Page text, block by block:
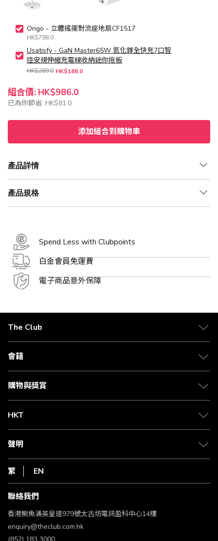
組合價: HK$986.0
已為你節省: HK$81.0
添加組合到購物車
Origo - 立體搖擺對流座地扇CF1517
HK$798.0
Usatisfy - GaN Master65W 氮化鎵全快充7口智
控安規伸縮充電線收納迷你拖板
HK$269.0 HK$188.0
產品詳情
產品規格
Spend Less with Clubpoints
白金會員免運費
電子商品意外保障
The Club
關於 The Club
合作夥伴
媒體中心
會籍
會籍及專屬禮遇
賺取積分
購物與獎賞
物流與配送
Club Shopping 商品領取站
常見問題
HKT
csl.
1010
HKT
聲明
私隱聲明
使用條款
條款及細則
不歧視及不騷擾聲明
認可牌照及通告
繁 EN
聯絡我們
香港鰂魚涌英皇道979號太古坊電訊盈科中心14樓
enquiry@theclub.com.hk